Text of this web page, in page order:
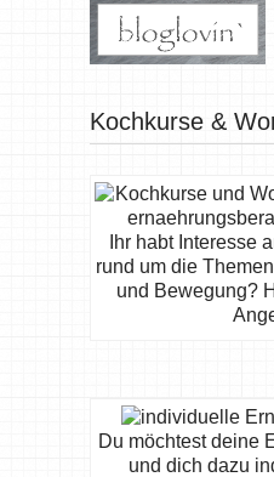
Kochkurse &
Ihr habt Interesse
rund um die
und Bewegung?
Du möchtest deine
und dich dazu